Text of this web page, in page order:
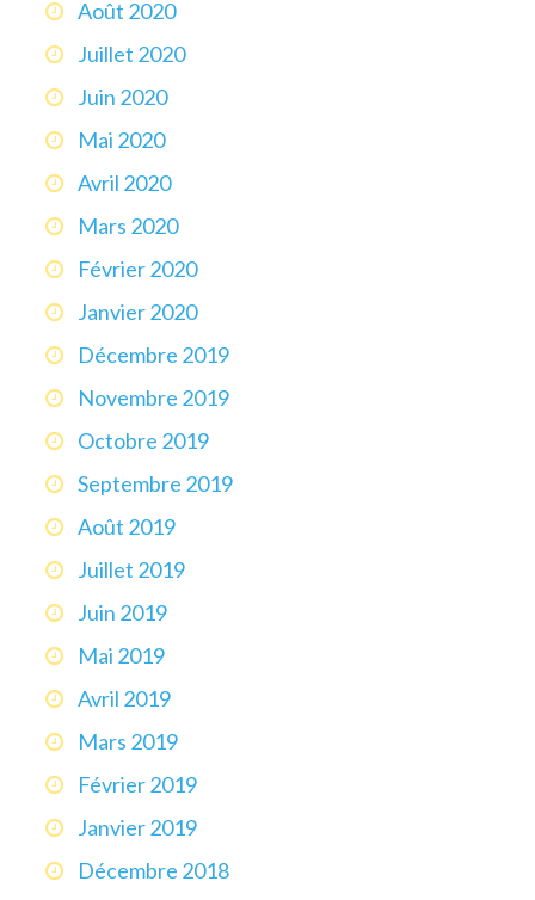
Août 2020
Juillet 2020
Juin 2020
Mai 2020
Avril 2020
Mars 2020
Février 2020
Janvier 2020
Décembre 2019
Novembre 2019
Octobre 2019
Septembre 2019
Août 2019
Juillet 2019
Juin 2019
Mai 2019
Avril 2019
Mars 2019
Février 2019
Janvier 2019
Décembre 2018